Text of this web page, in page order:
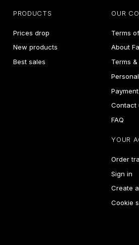
PRODUCTS
Prices drop
New products
Best sales
OUR
Terms
About
Terms
Contact
FAQ
YOUR
Order
Sign in
Create
Cookie